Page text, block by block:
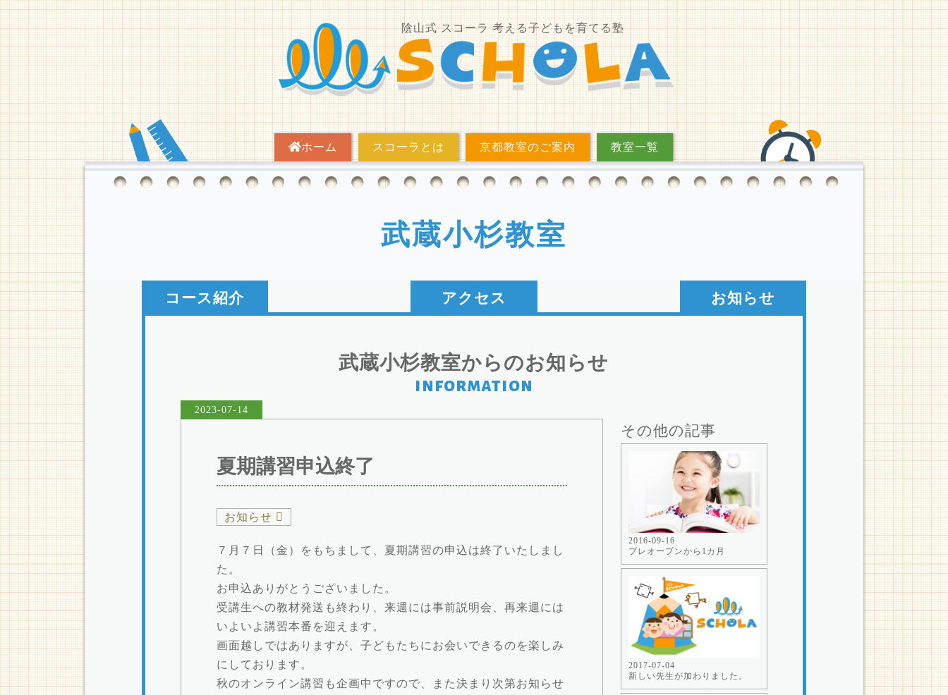
陰山式 スコーラ 考える子どもを育てる塾
ホーム スコーラとは 京都教室のご案内 教室一覧
武蔵小杉教室
コース紹介 アクセス お知らせ
武蔵小杉教室からのお知らせ
information
2023-07-14
夏期講習申込終了
お知らせ
７月７日（金）をもちまして、夏期講習の申込は終了いたしまし
た。
お申込ありがとうございました。
受講生への教材発送も終わり、来週には事前説明会、再来週には
いよいよ講習本番を迎えます。
画面越しではありますが、子どもたちにお会いできるのを楽しみ
にしております。
秋のオンライン講習も企画中ですので、また決まり次第お知らせ
その他の記事
2016-09-16
プレオープンから1カ月
2017-07-04
新しい先生が加わりました。